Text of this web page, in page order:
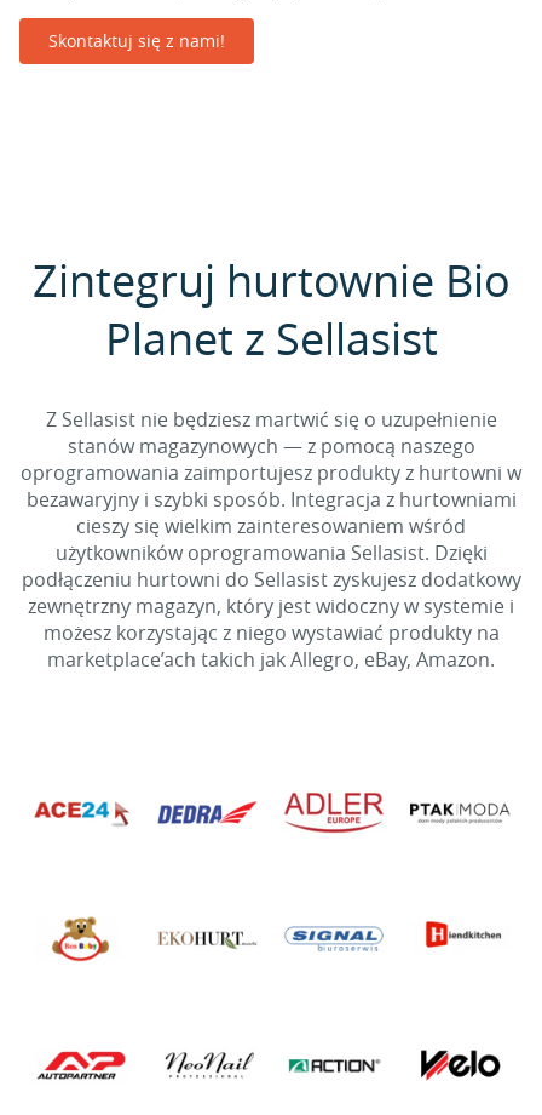
Skontaktuj się z nami!
Zintegruj hurtownie Bio
Planet z Sellasist
Z Sellasist nie będziesz martwić się o uzupełnienie
stanów magazynowych — z pomocą naszego
oprogramowania zaimportujesz produkty z hurtowni w
bezawaryjny i szybki sposób. Integracja z hurtowniami
cieszy się wielkim zainteresowaniem wśród
użytkowników oprogramowania Sellasist. Dzięki
podłączeniu hurtowni do Sellasist zyskujesz dodatkowy
zewnętrzny magazyn, który jest widoczny w systemie i
możesz korzystając z niego wystawiać produkty na
marketplace’ach takich jak Allegro, eBay, Amazon.